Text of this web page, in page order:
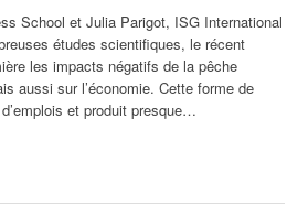
School et Julia Parigot, ISG International
études scientifiques, le récent
les impacts négatifs de la pêche
aussi sur l’économie. Cette forme de
et produit presque…